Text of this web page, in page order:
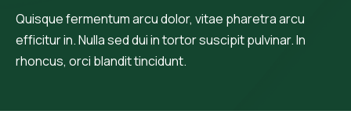
Quisque fermentum arcu dolor, vitae pharetra arcu
efficitur in. Nulla sed dui in tortor suscipit pulvinar. In
rhoncus, orci blandit tincidunt.